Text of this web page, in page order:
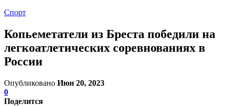
Спорт
Копьеметатели из Бреста победили на
легкоатлетических соревнованиях в
России
Опубликовано Июн 20, 2023
0
Поделится